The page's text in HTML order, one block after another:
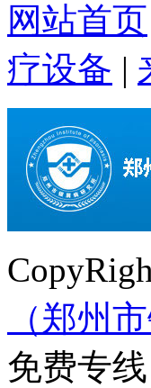
网站首页
疗设备 |
（郑州
免费专